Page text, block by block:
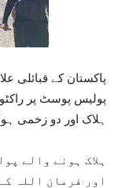
پاکستان کے قبائلی
پولیس پوسٹ پر
ہلاک اور دو زخمی ہو
ہلاک ہونے والے
اور فرمان اللہ